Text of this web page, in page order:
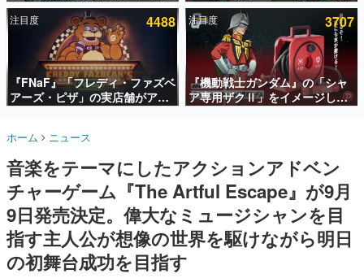
連載・特集一覧
殿堂入り記事
SNS拡散数が数千以上！ ページビュー数万以上！ などな
ど。多くの人々に読まれた、電ファミ渾身の“殿堂入り”記
事をまとめました。
名作ゲームクリエイターの方々に製作時のエピソードをお
きます。
赫本
この物語を解いてはいけない。『赫本』は、〈試験問題〉
の形をした短編ホラー小説集です。
新世代に訊く
これからのデジタルゲーム市場を担う若きクリエイター達
んと2018年～2024年の映画ほぼ
すべてが見放題に、ぶっちゃけ
ありえないラインナップ
ンダー』発表！8月28日からオ
ープンベータテスト開催、2027
年2月下旬に稼働予定
注目度 4488
『FNaF』「フレディ・ファズベ
アーズ・ピザ」の実店舗がアメ
リカの商業施設「American
ScottGamesとの共同開発、食
事だけでなくステージショーや
没入型のホラー体験も楽しめる
注目度 3707
『機動戦士ガンダム』の「シャ
ア専用ザクⅡ」をイメージした
散水ホースリールが予約開始。
ホーム ニュース
音楽をテーマにしたアクションアドベン
チャーゲーム『The Artful Escape』が9月
9日発売決定。偉大なミュージシャンを目
指す主人公が想像の世界を駆けながら明日
の初舞台成功を目指す